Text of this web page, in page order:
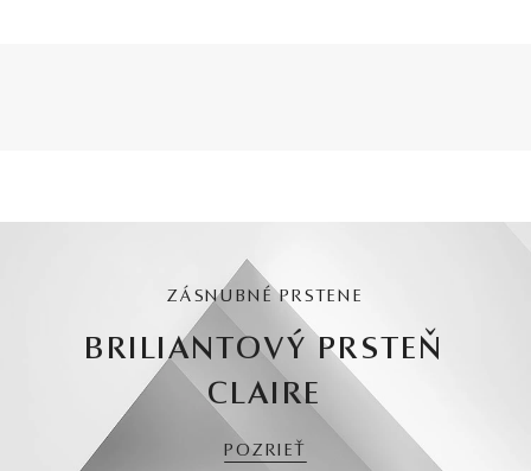
ZÁSNUBNÉ PRSTENE
BRILIANTOVÝ PRSTEŇ
CLAIRE
POZRIEŤ